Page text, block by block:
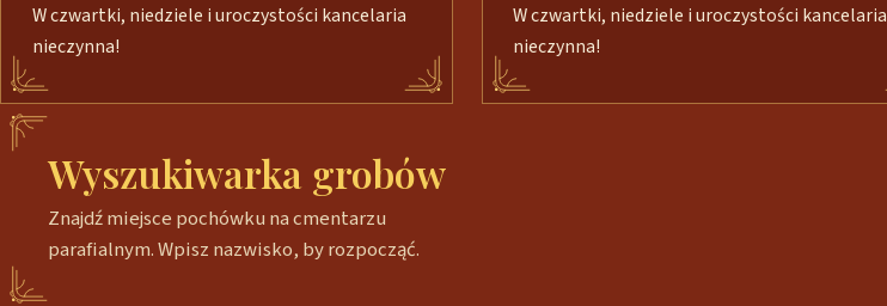
W czwartki, niedziele i uroczystości kancelaria
nieczynna!
W czwartki, niedziele i uroczystości kancelaria
nieczynna!
Wyszukiwarka grobów
Znajdź miejsce pochówku na cmentarzu
parafialnym. Wpisz nazwisko, by rozpocząć.